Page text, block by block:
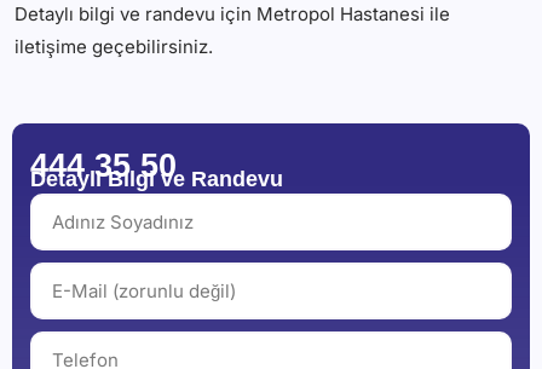
Detaylı bilgi ve randevu için Metropol Hastanesi ile
iletişime geçebilirsiniz.
444 35 50
Detaylı Bilgi ve Randevu